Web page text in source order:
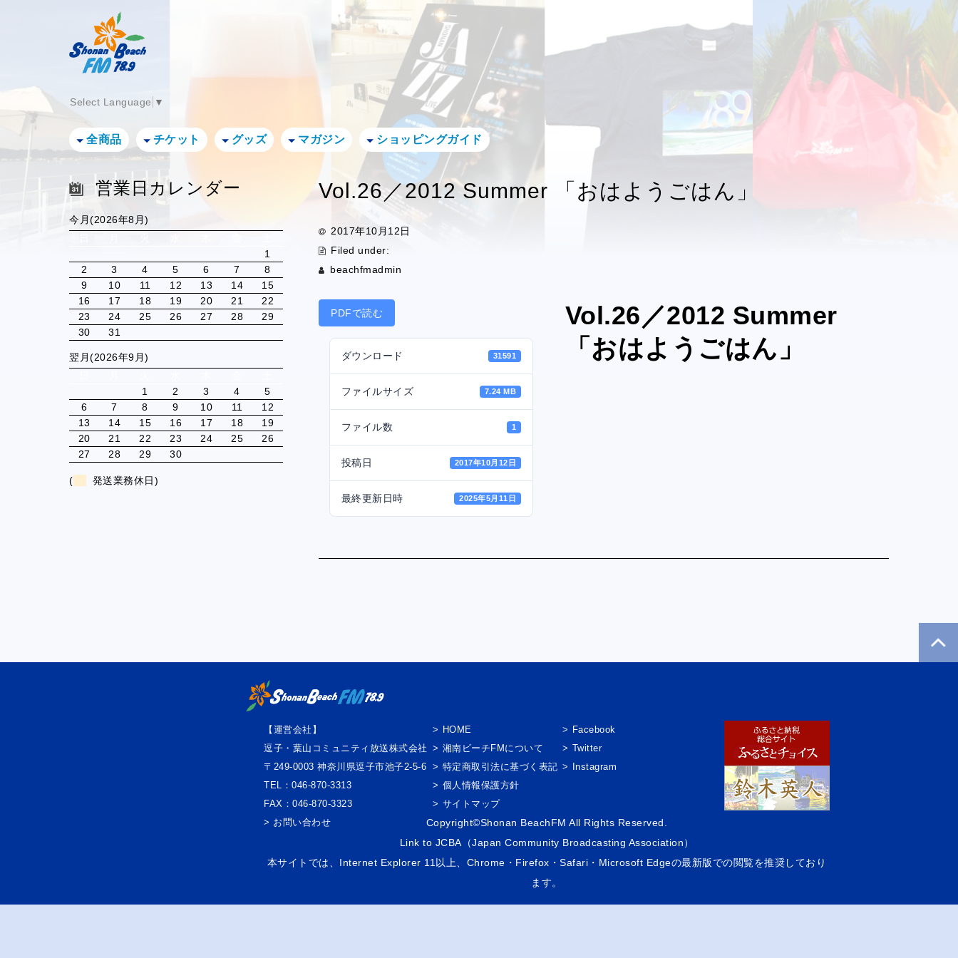
Select Language ▼
全商品 チケット グッズ マガジン ショッピングガイド
Vol.26／2012 Summer 「おはようごはん」
2017年10月12日
Filed under:
beachfmadmin
PDFで読む
ダウンロード 31591
ファイルサイズ 7.24 MB
ファイル数 1
投稿日 2017年10月12日
最終更新日時 2025年5月11日
Vol.26／2012 Summer
「おはようごはん」
営業日カレンダー
今月(2026年8月)
1
2
3 4 5 6 7
8
9
10 11 12 13 14
15
16
17 18 19 20 21
22
23
24 25 26 27 28
29
30
31
翌月(2026年9月)
1
2 3 4
5
6
7 8 9 10 11
12
13
14 15 16 17 18
19
20
21 22 23 24 25
26
27
28 29 30
( 発送業務休日)
【運営会社】
逗子・葉山コミュニティ放送株式会社
〒249-0003 神奈川県逗子市池子2-5-6
TEL：046-870-3313
FAX：046-870-3323
> お問い合わせ
HOME
湘南ビーチFMについて
特定商取引法に基づく表記
個人情報保護方針
サイトマップ
Facebook
Twitter
Instagram
Copyright©Shonan BeachFM All Rights Reserved.
Link to JCBA （Japan Community Broadcasting Association）
本サイトでは、Internet Explorer 11以上、Chrome・Firefox・Safari・Microsoft Edgeの最新版での閲覧を推奨しており
ます。